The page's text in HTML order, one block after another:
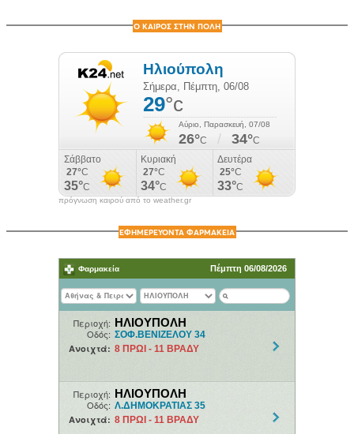
Ο ΚΑΙΡΟΣ ΣΤΗΝ ΠΟΛΗ
πρόγνωση καιρού από το weather.gr
ΕΦΗΜΕΡΕΥΟΝΤΑ ΦΑΡΜΑΚΕΙΑ